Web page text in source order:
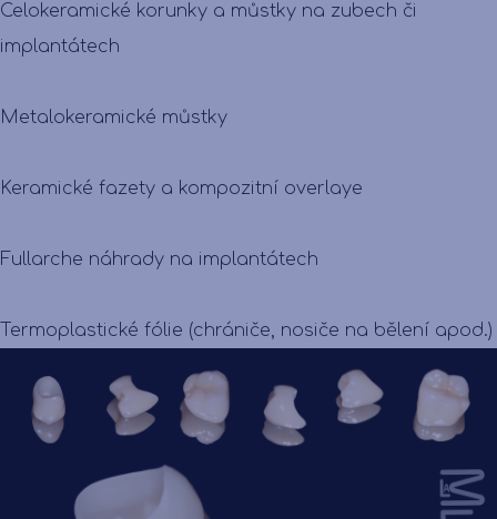
Celokeramické korunky a můstky na zubech či
implantátech
Metalokeramické můstky
Keramické fazety a kompozitní overlaye
Fullarche náhrady na implantátech
Termoplastické fólie (chrániče, nosiče na bělení apod.)